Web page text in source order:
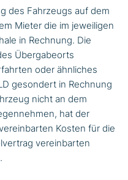
des Fahrzeugs auf dem
Mieter die im jeweiligen
in Rechnung. Die
Übergabeorts
oder ähnliches
gesondert in Rechnung
nicht an dem
hat der
Kosten für die
vereinbarten